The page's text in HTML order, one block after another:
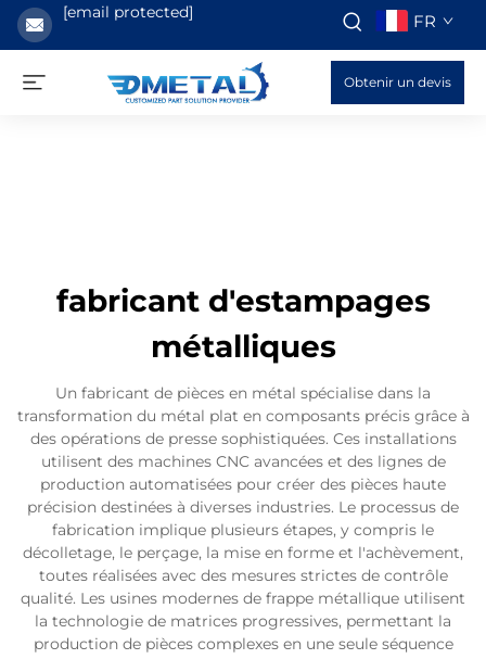
[email protected] FR
Obtenir un devis
fabricant d'estampages
métalliques
Un fabricant de pièces en métal spécialise dans la
transformation du métal plat en composants précis grâce à
des opérations de presse sophistiquées. Ces installations
utilisent des machines CNC avancées et des lignes de
production automatisées pour créer des pièces haute
précision destinées à diverses industries. Le processus de
fabrication implique plusieurs étapes, y compris le
décolletage, le perçage, la mise en forme et l'achèvement,
toutes réalisées avec des mesures strictes de contrôle
qualité. Les usines modernes de frappe métallique utilisent
la technologie de matrices progressives, permettant la
production de pièces complexes en une seule séquence